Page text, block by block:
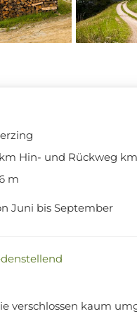
Hin- und Rückweg km
m
Juni bis September
verschlossen kaum